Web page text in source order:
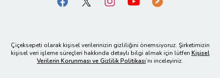
Çiçeksepeti olarak kişisel verilerinizin gizliliğini önemsiyoruz. Şirketimizin
kişisel veri işleme süreçleri hakkında detaylı bilgi almak için lütfen Kişisel
Verilerin Korunması ve Gizlilik Politikası’nı inceleyiniz.